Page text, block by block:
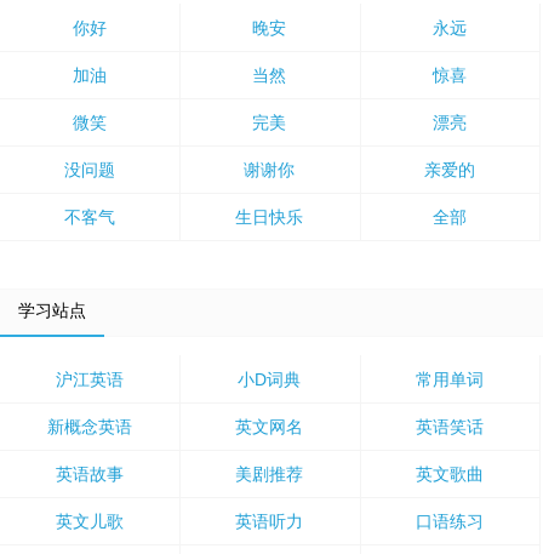
你好 晚安 永远
加油 当然 惊喜
微笑 完美 漂亮
没问题 谢谢你 亲爱的
不客气 生日快乐 全部
学习站点
沪江英语 小D词典 常用单词
新概念英语 英文网名 英语笑话
英语故事 美剧推荐 英文歌曲
英文儿歌 英语听力 口语练习